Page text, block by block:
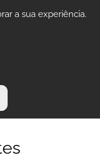
a sua experiência.